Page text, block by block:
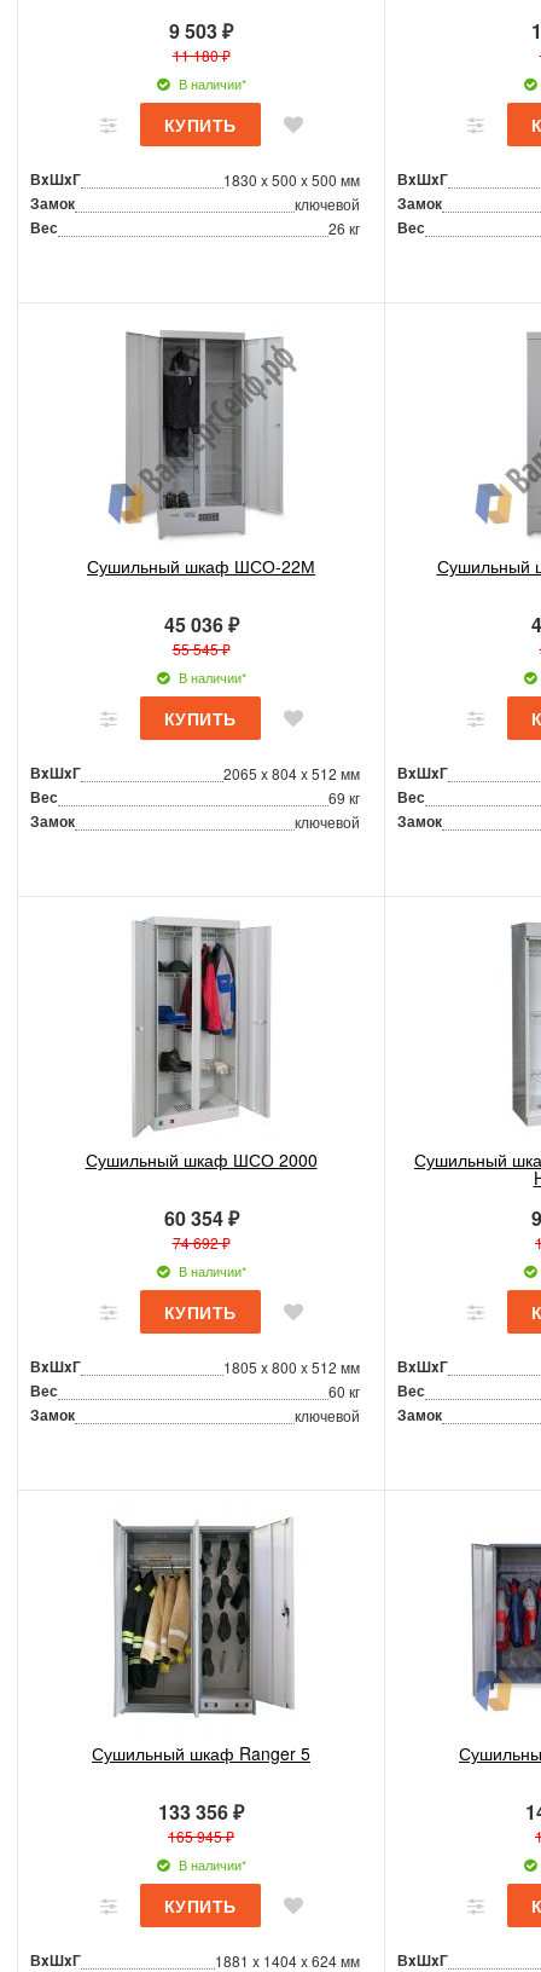
9 503 ₽
11 180 ₽
В наличии*
ВxШxГ 1830 x 500 x 500 мм
Замок ключевой
Вес 26 кг
ВxШxГ
Замок
Вес
Сушильный шкаф ШСО-22М
45 036 ₽
55 545 ₽
В наличии*
ВxШxГ 2065 x 804 x 512 мм
Вес 69 кг
Замок ключевой
Сушильный
ВxШxГ
Вес
Замок
Сушильный шкаф ШСО 2000
60 354 ₽
74 692 ₽
В наличии*
ВxШxГ 1805 x 800 x 512 мм
Вес 60 кг
Замок ключевой
Сушильный
ВxШxГ
Вес
Замок
Сушильный шкаф Ranger 5
133 356 ₽
165 945 ₽
В наличии*
ВxШxГ 1881 x 1404 x 624 мм
ВxШxГ